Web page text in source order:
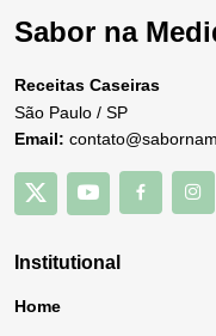
Sabor na
Receitas Caseiras
São Paulo / SP
Email:
Institutional
Home